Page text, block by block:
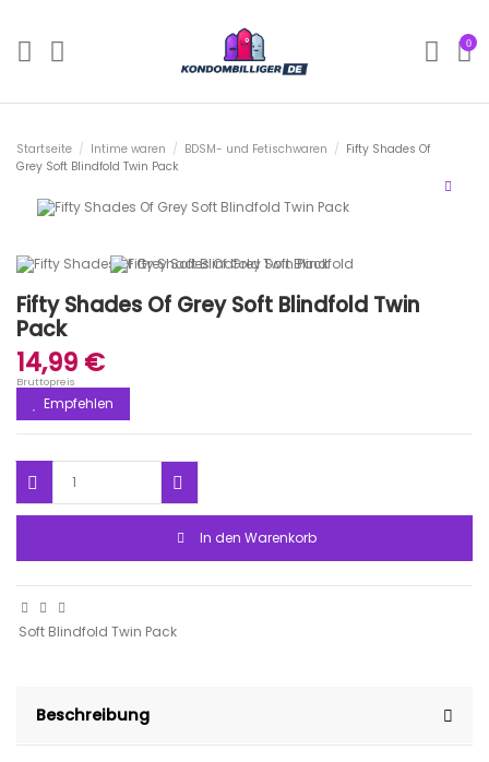
0
Startseite Intime waren BDSM- und Fetischwaren
Fifty Shades Of
Grey Soft Blindfold Twin Pack
Fifty Shades Of Grey Soft Blindfold Twin
Pack
14,99 €
Bruttopreis
Empfehlen
In den Warenkorb
Soft Blindfold Twin Pack
Beschreibung